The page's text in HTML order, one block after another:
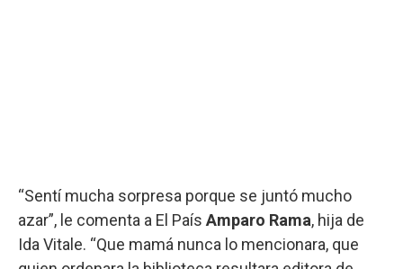
“Sentí mucha sorpresa porque se juntó mucho
azar”, le comenta a El País Amparo Rama, hija de
Ida Vitale. “Que mamá nunca lo mencionara, que